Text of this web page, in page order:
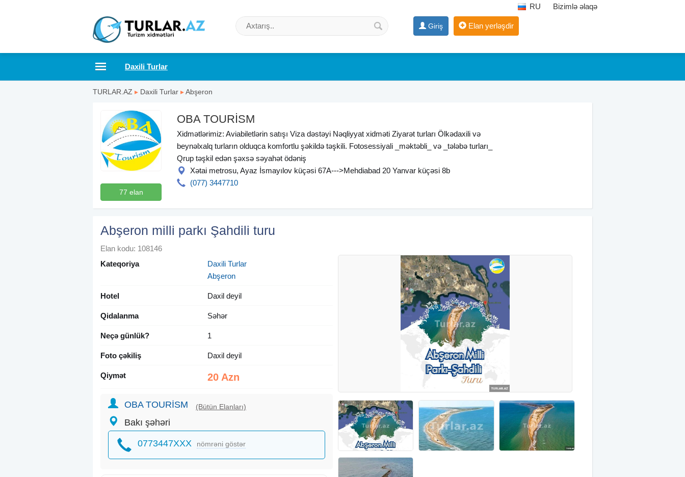
RU Bizimlə əlaqə
Giriş Elan yerləşdir
Daxili Turlar
TURLAR.AZ ▸ Daxili Turlar ▸Abşeron
77 elan
OBA TOURİSM
Xidmətlərimiz: Aviabiletlərin satışı Viza dəstəyi Nəqliyyat xidməti Ziyarət turları Ölkədaxili və
beynəlxalq turların olduqca komfortlu şəkildə təşkili. Fotosessiyali _məktəbli_ və _tələbə turları_
Qrup təşkil edən şəxsə səyahət ödəniş
Xətai metrosu, Ayaz İsmayılov küçəsi 67A--->Mehdiabad 20 Yanvar küçəsi 8b
(077) 3447710
Abşeron milli parkı Şahdili turu
Elan kodu: 108146
Kateqoriya
Daxili Turlar
Abşeron
Hotel Daxil deyil
Qidalanma Səhər
Neçə günlük? 1
Foto çəkiliş Daxil deyil
Qiymət 20 Azn
OBA TOURİSM (Bütün Elanları)
Bakı şəhəri
0773447XXX nömrəni göstər